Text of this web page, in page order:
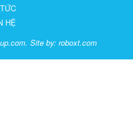
HỆ
Site by: roboxt.com